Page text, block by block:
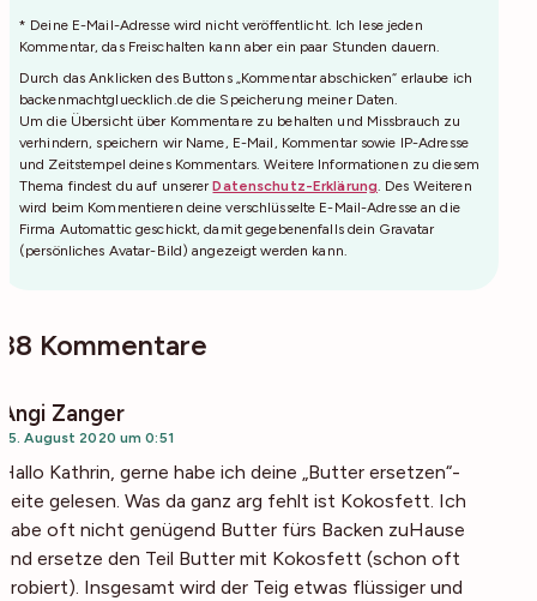
* Deine E-Mail-Adresse wird nicht veröffentlicht. Ich lese jeden
Kommentar, das Freischalten kann aber ein paar Stunden dauern.
Durch das Anklicken des Buttons „Kommentar abschicken“ erlaube ich
backenmachtgluecklich.de die Speicherung meiner Daten.
Um die Übersicht über Kommentare zu behalten und Missbrauch zu
verhindern, speichern wir Name, E-Mail, Kommentar sowie IP-Adresse
und Zeitstempel deines Kommentars. Weitere Informationen zu diesem
Thema findest du auf unsererDatenschutz-Erklärung. Des Weiteren
wird beim Kommentieren deine verschlüsselte E-Mail-Adresse an die
Firma Automattic geschickt, damit gegebenenfalls dein Gravatar
(persönliches Avatar-Bild) angezeigt werden kann.
38 Kommentare
Angi Zanger
25. August 2020 um 0:51
Hallo Kathrin, gerne habe ich deine „Butter ersetzen“-
Seite gelesen. Was da ganz arg fehlt ist Kokosfett. Ich
habe oft nicht genügend Butter fürs Backen zuHause
und ersetze den Teil Butter mit Kokosfett (schon oft
probiert). Insgesamt wird der Teig etwas flüssiger und